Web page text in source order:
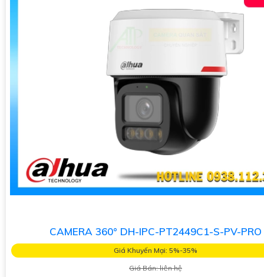
CAMERA 360° DH-IPC-PT2449C1-S-PV-PRO
Giá Khuyến Mại: 5%-35%
Giá Bán: liên hệ